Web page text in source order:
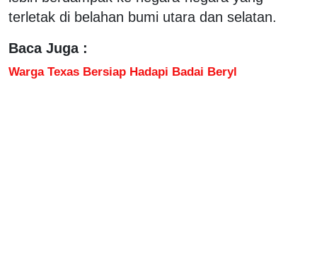
terletak di belahan bumi utara dan selatan.
Baca Juga :
Warga Texas Bersiap Hadapi Badai Beryl